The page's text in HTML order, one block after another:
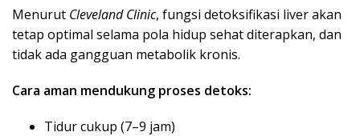
Menurut Cleveland Clinic, fungsi detoksifikasi liver akan
tetap optimal selama pola hidup sehat diterapkan, dan
tidak ada gangguan metabolik kronis.
Cara aman mendukung proses detoks:
Tidur cukup (7–9 jam)